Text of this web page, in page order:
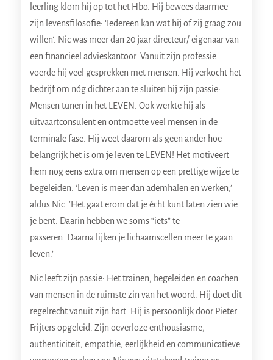
leerling klom hij op tot het Hbo. Hij bewees daarmee
zijn levensfilosofie: ‘Iedereen kan wat hij of zij graag zou
willen’. Nic was meer dan 20 jaar directeur/ eigenaar van
een financieel advieskantoor. Vanuit zijn professie
voerde hij veel gesprekken met mensen. Hij verkocht het
bedrijf om nóg dichter aan te sluiten bij zijn passie:
Mensen tunen in het LEVEN. Ook werkte hij als
uitvaartconsulent en ontmoette veel mensen in de
terminale fase. Hij weet daarom als geen ander hoe
belangrijk het is om je leven te LEVEN! Het motiveert
hem nog eens extra om mensen op een prettige wijze te
begeleiden. ‘Leven is meer dan ademhalen en werken,’
aldus Nic. ‘Het gaat erom dat je écht kunt laten zien wie
je bent. Daarin hebben we soms “iets” te
passeren. Daarna lijken je lichaamscellen meer te gaan
leven.’
Nic leeft zijn passie: Het trainen, begeleiden en coachen
van mensen in de ruimste zin van het woord. Hij doet dit
regelrecht vanuit zijn hart. Hij is persoonlijk door Pieter
Frijters opgeleid. Zijn oeverloze enthousiasme,
authenticiteit, empathie, eerlijkheid en communicatieve